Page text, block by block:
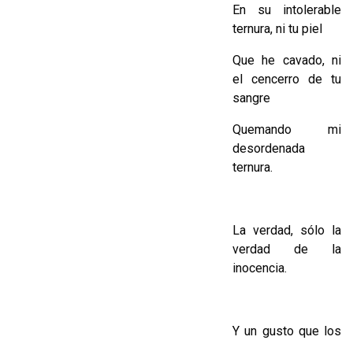
En su intolerable
ternura, ni tu piel
Que he cavado, ni
el cencerro de tu
sangre
Quemando mi
desordenada
ternura.
La verdad, sólo la
verdad de la
inocencia.
Y un gusto que los